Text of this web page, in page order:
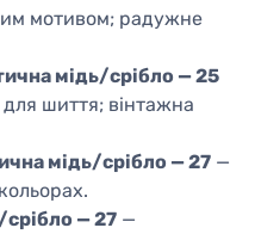
мотивом; радужне
мідь/срібло — 25
для шиття; вінтажна
мідь/срібло — 27 —
— 27 —